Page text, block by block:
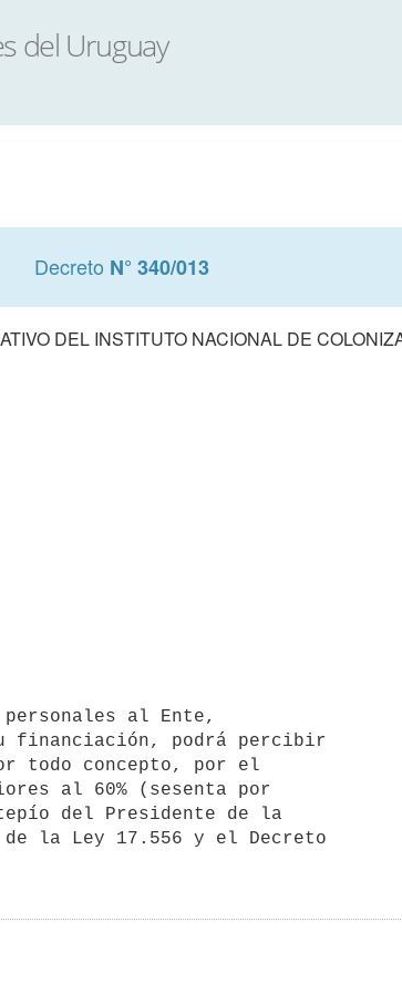
Decreto N° 340/013
DEL INSTITUTO NACIONAL DE
financiación, podrá percibir
todo concepto, por el
al 60% (sesenta por
del Presidente de la
la Ley 17.556 y el Decreto